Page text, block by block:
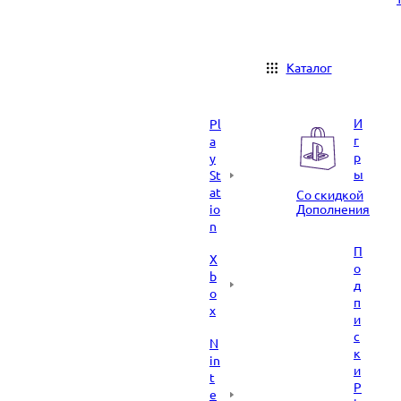
Каталог
Pl
a
y
St
at
io
n
X
b
o
x
N
in
t
e
И
г
р
ы
Со скидкой
Дополнения
П
о
д
п
и
с
к
и
P